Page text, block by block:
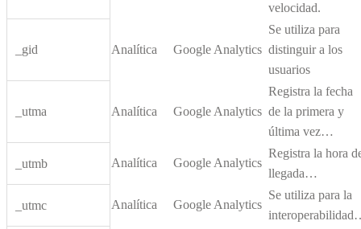
velocidad.
_gid Analítica Google Analytics
Se utiliza para
distinguir a los
usuarios
_utma Analítica Google Analytics
Registra la fecha
de la primera y
última vez…
_utmb Analítica Google Analytics
Registra la hora
llegada…
_utmc Analítica Google Analytics
Se utiliza para la